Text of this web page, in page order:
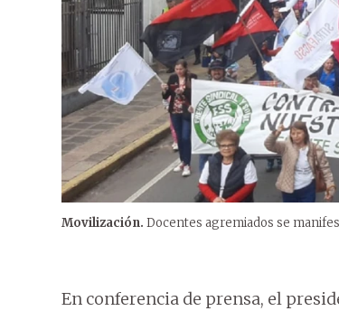
Movilización. Docentes agremiados se
En conferencia de prensa, el